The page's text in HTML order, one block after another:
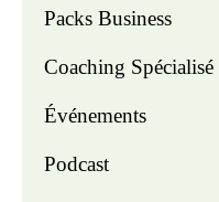
Packs Business
Coaching Spécialisé
Événements
Podcast